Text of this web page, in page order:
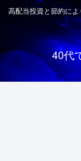
高配当投資と節約に
40代